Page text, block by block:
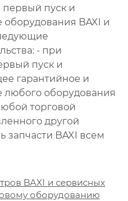
первый пуск и
BAXI и
- при
пуск и
гарантийное и
любого оборудования
торговой
другой
запчасти BAXI всем
BAXI и сервисных
оборудованию